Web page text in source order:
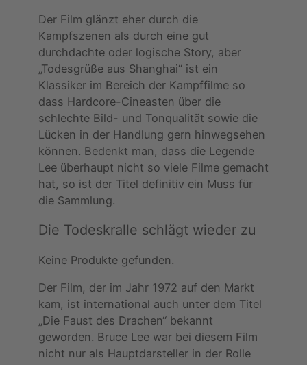
Der Film glänzt eher durch die
Kampfszenen als durch eine gut
durchdachte oder logische Story, aber
„Todesgrüße aus Shanghai“ ist ein
Klassiker im Bereich der Kampffilme so
dass Hardcore-Cineasten über die
schlechte Bild- und Tonqualität sowie die
Lücken in der Handlung gern hinwegsehen
können. Bedenkt man, dass die Legende
Lee überhaupt nicht so viele Filme gemacht
hat, so ist der Titel definitiv ein Muss für
die Sammlung.
Die Todeskralle schlägt wieder zu
Keine Produkte gefunden.
Der Film, der im Jahr 1972 auf den Markt
kam, ist international auch unter dem Titel
„Die Faust des Drachen“ bekannt
geworden. Bruce Lee war bei diesem Film
nicht nur als Hauptdarsteller in der Rolle